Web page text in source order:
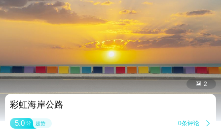
 2
彩虹海岸公路
5.0 分 超赞 0条评论 
